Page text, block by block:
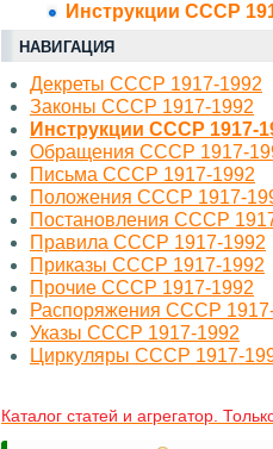
Инструкции СССР
НАВИГАЦИЯ
Декреты СССР 1917-1992
Законы СССР 1917-1992
Инструкции СССР 1917-
Обращения СССР 1917-
Письма СССР 1917-1992
Положения СССР 1917-
Постановления СССР
Правила СССР 1917-1992
Приказы СССР 1917-1992
Прочие СССР 1917-1992
Распоряжения СССР
Указы СССР 1917-1992
Циркуляры СССР 1917-
Каталог статей и агрегатор.